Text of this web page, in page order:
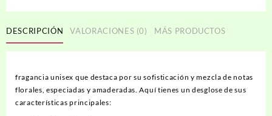
DESCRIPCIÓN VALORACIONES (0) MÁS PRODUCTOS
fragancia unisex que destaca por su sofisticación y mezcla de notas
florales, especiadas y amaderadas. Aquí tienes un desglose de sus
características principales: